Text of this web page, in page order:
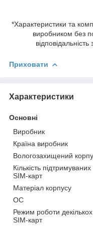
*Характеристики та
виробником без
Приховати
Характеристики
Основні
Виробник
Країна виробник
Вологозахищений
Кількість підтримуваних
SIM-карт
Матеріал корпусу
ОС
Режим роботи декількох
SIM-карт